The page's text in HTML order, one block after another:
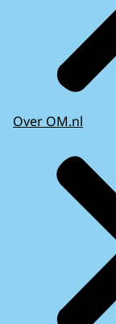
Over OM.nl